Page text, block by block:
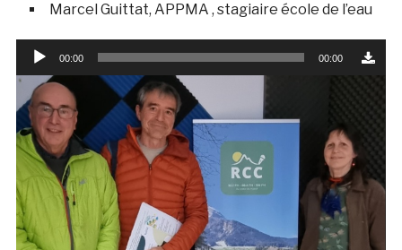
Marcel Guittat, APPMA , stagiaire école de l’eau
Lecteur
audio
00:00 00:00